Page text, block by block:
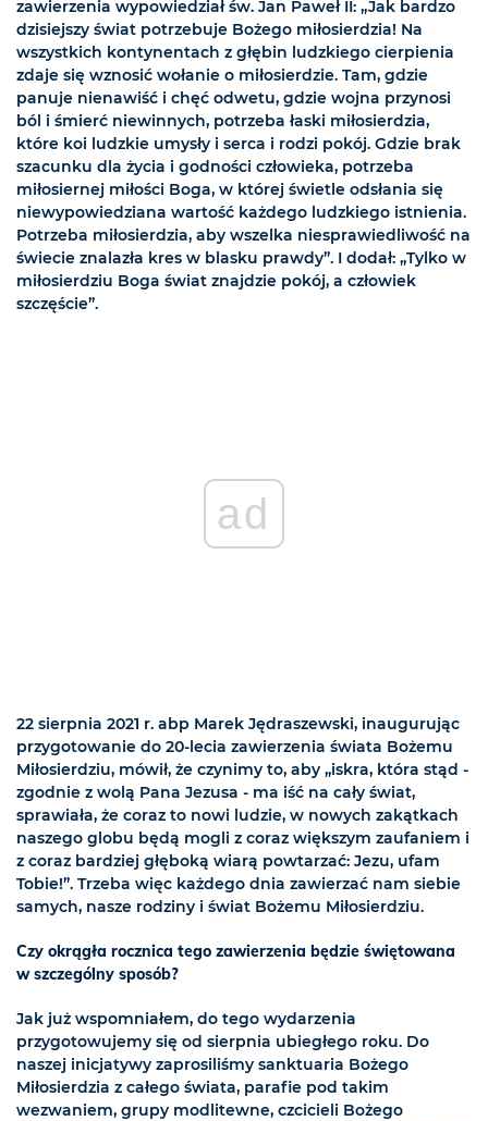
zawierzenia wypowiedział św. Jan Paweł II: „Jak bardzo
dzisiejszy świat potrzebuje Bożego miłosierdzia! Na
wszystkich kontynentach z głębin ludzkiego cierpienia
zdaje się wznosić wołanie o miłosierdzie. Tam, gdzie
panuje nienawiść i chęć odwetu, gdzie wojna przynosi
ból i śmierć niewinnych, potrzeba łaski miłosierdzia,
które koi ludzkie umysły i serca i rodzi pokój. Gdzie brak
szacunku dla życia i godności człowieka, potrzeba
miłosiernej miłości Boga, w której świetle odsłania się
niewypowiedziana wartość każdego ludzkiego istnienia.
Potrzeba miłosierdzia, aby wszelka niesprawiedliwość na
świecie znalazła kres w blasku prawdy”. I dodał: „Tylko w
miłosierdziu Boga świat znajdzie pokój, a człowiek
szczęście”.
ad
22 sierpnia 2021 r. abp Marek Jędraszewski, inaugurując
przygotowanie do 20-lecia zawierzenia świata Bożemu
Miłosierdziu, mówił, że czynimy to, aby „iskra, która stąd -
zgodnie z wolą Pana Jezusa - ma iść na cały świat,
sprawiała, że coraz to nowi ludzie, w nowych zakątkach
naszego globu będą mogli z coraz większym zaufaniem i
z coraz bardziej głęboką wiarą powtarzać: Jezu, ufam
Tobie!”. Trzeba więc każdego dnia zawierzać nam siebie
samych, nasze rodziny i świat Bożemu Miłosierdziu.
Czy okrągła rocznica tego zawierzenia będzie świętowana
w szczególny sposób?
Jak już wspomniałem, do tego wydarzenia
przygotowujemy się od sierpnia ubiegłego roku. Do
naszej inicjatywy zaprosiliśmy sanktuaria Bożego
Miłosierdzia z całego świata, parafie pod takim
wezwaniem, grupy modlitewne, czcicieli Bożego